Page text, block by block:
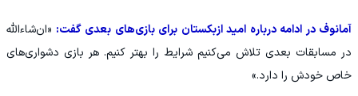
آمانوف در ادامه درباره امید ازبکستان برای بازی‌های بعدی گفت: «ان‌شاءالله
در مسابقات بعدی تلاش می‌کنیم شرایط را بهتر کنیم. هر بازی دشواری‌های
خاص خودش را دارد.»